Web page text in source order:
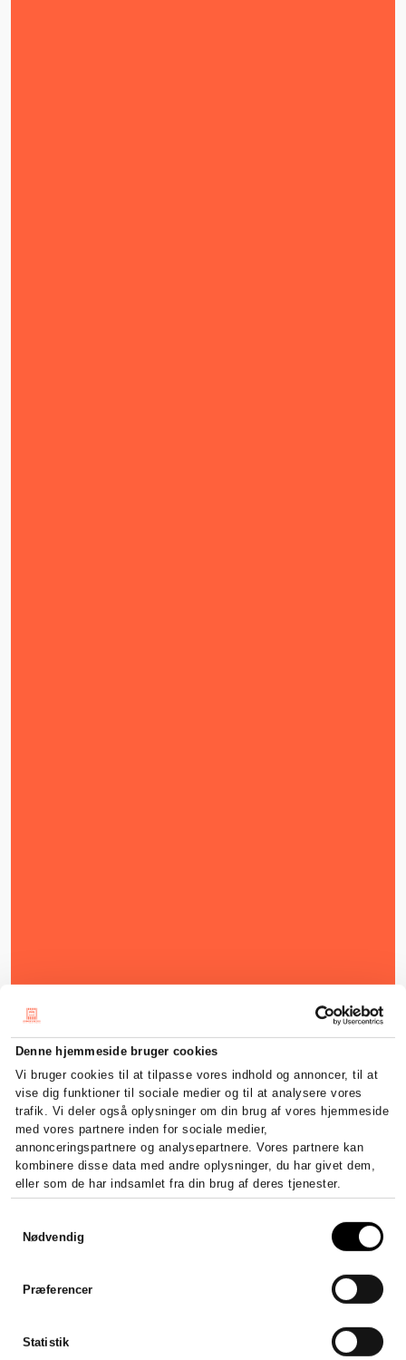
Denne hjemmeside bruger cookies
Vi bruger cookies til at tilpasse vores indhold og annoncer, til at
vise dig funktioner til sociale medier og til at analysere vores
trafik. Vi deler også oplysninger om din brug af vores hjemmeside
med vores partnere inden for sociale medier,
annonceringspartnere og analysepartnere. Vores partnere kan
kombinere disse data med andre oplysninger, du har givet dem,
eller som de har indsamlet fra din brug af deres tjenester.
Nødvendig
Præferencer
Statistik